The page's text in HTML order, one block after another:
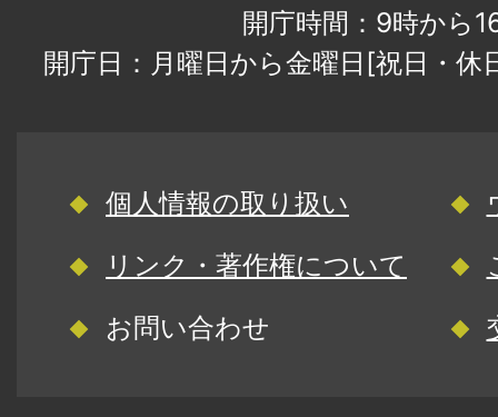
開庁時間：9時から
開庁日：月曜日から金曜日[祝日・
個人情報の取り扱い
リンク・著作権について
お問い合わせ